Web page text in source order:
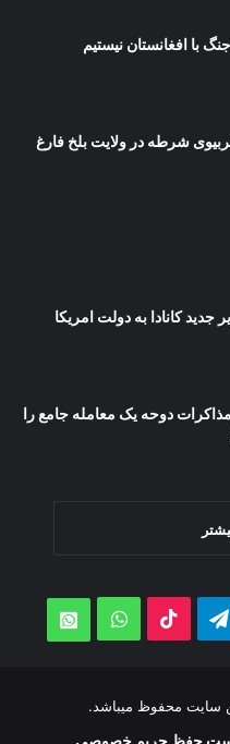
با افغانستان نیستیم
تربیوی شرطه در ولایت بلخ فارغ
کانادا به دولت امریکا
دوحه یک معامله جامع را
Telegram
TikTok
WhatsApp
سایت محفوظ میباشد.
حفظ حریم خصوصی